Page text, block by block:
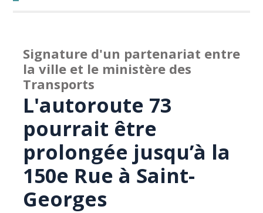
Signature d'un partenariat entre
la ville et le ministère des
Transports
L'autoroute 73
pourrait être
prolongée jusqu’à la
150e Rue à Saint-
Georges